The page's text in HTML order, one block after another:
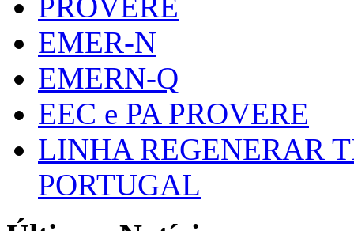
EMER-N
EMERN-Q
EEC e PA PROVERE
LINHA REGENERAR
PORTUGAL